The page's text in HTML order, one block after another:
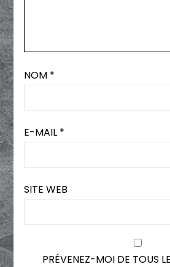
NOM *
E-MAIL *
SITE WEB
PRÉVENEZ-MOI DE TOUS